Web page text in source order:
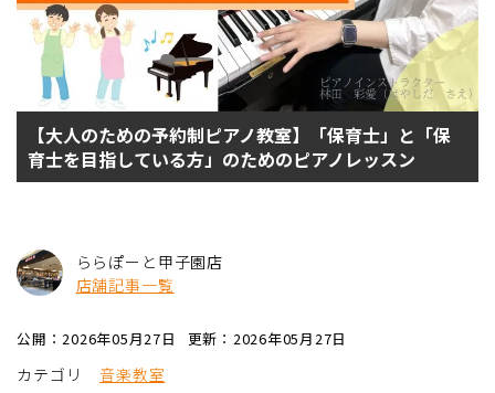
【大人のための予約制ピアノ教室】「保育士」と「保
育士を目指している方」のためのピアノレッスン
ららぽーと甲子園店
店舗記事一覧
公開：2026年05月27日 更新：2026年05月27日
カテゴリ 音楽教室